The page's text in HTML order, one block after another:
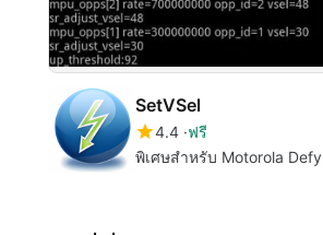
SetVSel
4.4 ฟรี
พิเศษสำหรับ Motorola Defy